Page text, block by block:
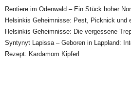
Rentiere im Odenwald – Ein Stück hoher
Helsinkis Geheimnisse: Pest, Picknick und
Helsinkis Geheimnisse: Die vergessene
Syntynyt Lapissa – Geboren in Lappland:
Rezept: Kardamom Kipferl